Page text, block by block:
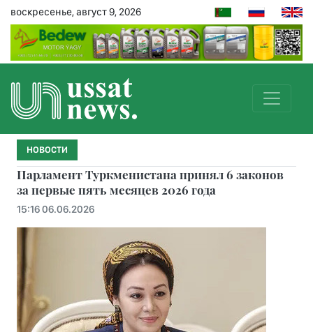
воскресенье, август 9, 2026
НОВОСТИ
Парламент Туркменистана принял 6 законов
за первые пять месяцев 2026 года
15:16 06.06.2026